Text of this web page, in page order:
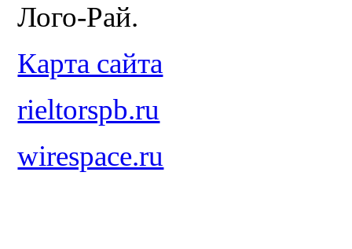
Лого-Рай.
Карта сайта
rieltorspb.ru
wirespace.ru